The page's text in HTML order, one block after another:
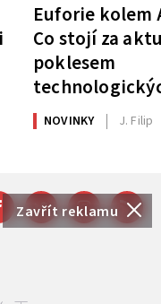
Zavřít reklamu
Euforie kolem
Co stojí za
poklesem
NOVINKY J. Filip